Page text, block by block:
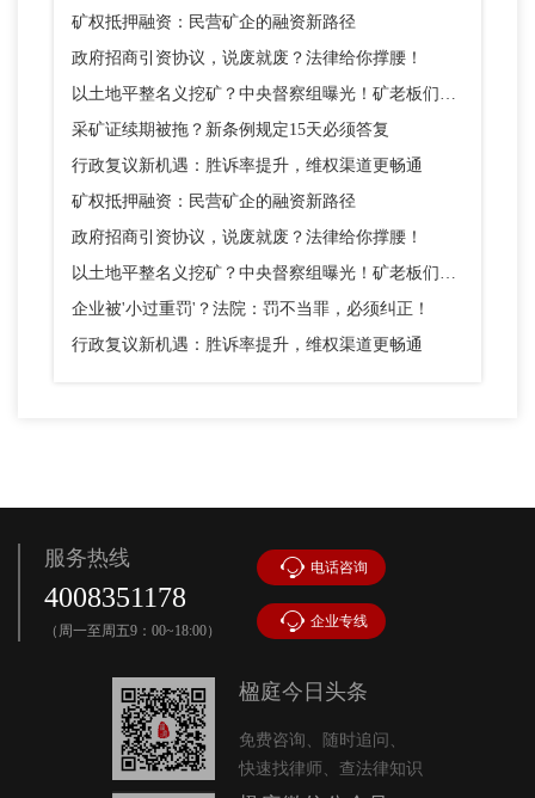
矿权抵押融资：民营矿企的融资新路径
政府招商引资协议，说废就废？法律给你撑腰！
采矿证续期被拖？新条例规定15天必须答复
行政复议新机遇：胜诉率提升，维权渠道更畅通
矿权抵押融资：民营矿企的融资新路径
政府招商引资协议，说废就废？法律给你撑腰！
企业被'小过重罚'？法院：罚不当罪，必须纠正！
行政复议新机遇：胜诉率提升，维权渠道更畅通
服务热线
4008351178
（周一至周五9：00~18:00）
电话咨询
企业专线
楹庭今日头条
免费咨询、随时追问、
快速找律师、查法律知识